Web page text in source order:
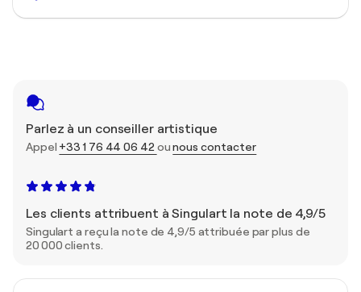
Parlez à un conseiller artistique
Appel +33 1 76 44 06 42 ounous contacter
Les clients attribuent à Singulart la note de 4,9/5
Singulart a reçu la note de 4,9/5 attribuée par plus de
20 000 clients.